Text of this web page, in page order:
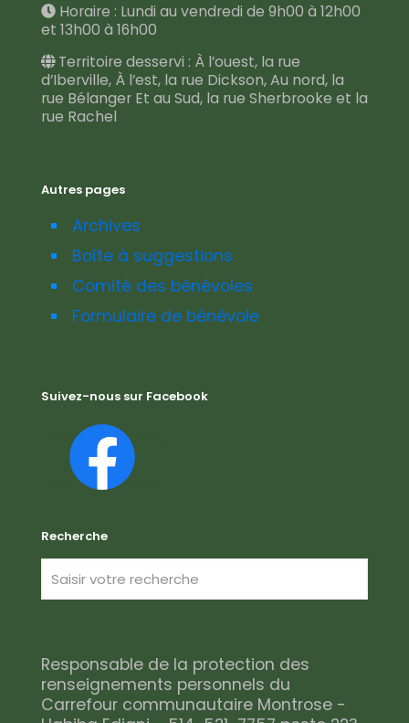
Horaire : Lundi au vendredi de 9h00 à 12h00
et 13h00 à 16h00
Territoire desservi : À l’ouest, la rue
d’Iberville, À l’est, la rue Dickson, Au nord, la
rue Bélanger Et au Sud, la rue Sherbrooke et la
rue Rachel
Autres pages
Archives
Boîte à suggestions
Comité des bénévoles
Formulaire de bénévole
Suivez-nous sur Facebook
Recherche
Responsable de la protection des
renseignements personnels du
Carrefour communautaire Montrose -